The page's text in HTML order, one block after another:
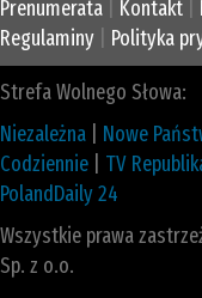
Prenumerata Kontakt
Regulaminy
Polityka
Strefa Wolnego Słowa:
Niezależna
Nowe
Codziennie
TV
PolandDaily 24
Wszystkie prawa
Sp. z o.o.